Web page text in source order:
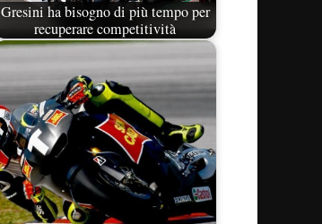
Gresini ha bisogno di più tempo per
recuperare competitività